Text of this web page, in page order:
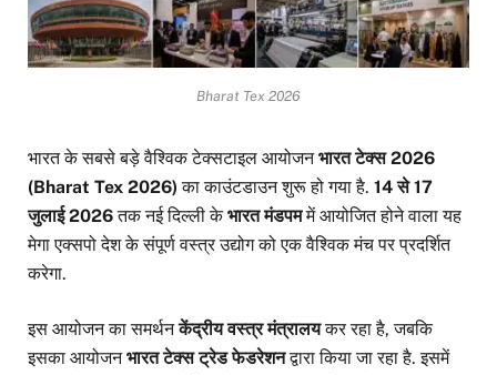
Bharat Tex 2026
भारत के सबसे बड़े वैश्विक टेक्सटाइल आयोजनभारत टेक्स 2026
(Bharat Tex 2026) का काउंटडाउन शुरू हो गया है. 14 से 17
जुलाई 2026तक नई दिल्ली केभारत मंडपममें आयोजित होने वाला यह
मेगा एक्सपो देश के संपूर्ण वस्त्र उद्योग को एक वैश्विक मंच पर प्रदर्शित
करेगा.
इस आयोजन का समर्थनकेंद्रीय वस्त्र मंत्रालयकर रहा है, जबकि
इसका आयोजनभारत टेक्स ट्रेड फेडरेशनद्वारा किया जा रहा है. इसमें